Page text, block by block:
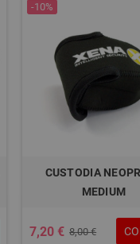
-10%
CUSTODIA
MEDIUM
7,20 € 8,00 €